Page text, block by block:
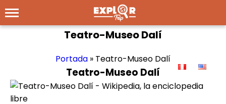
Teatro-Museo Dalí
Portada » Teatro-Museo Dalí
Teatro-Museo Dalí